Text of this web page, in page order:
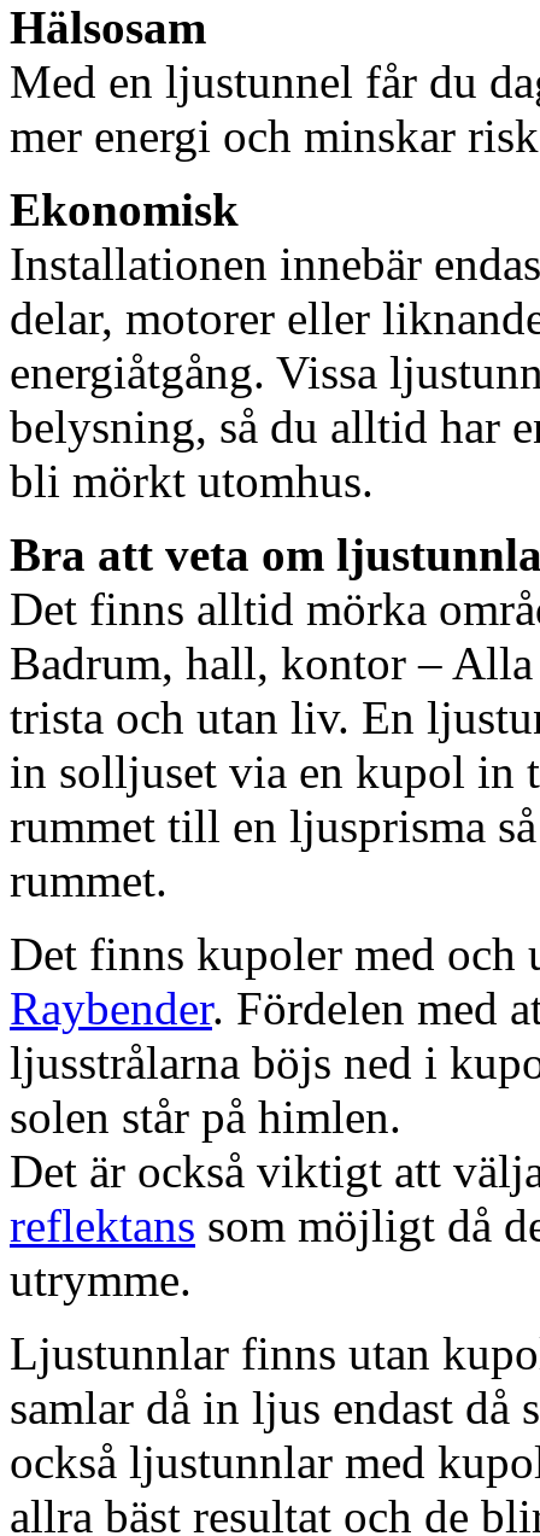
Hälsosam
Med en ljustunnel får du
mer energi och minskar
Ekonomisk
Installationen innebär
delar, motorer eller
energiåtgång. Vissa
belysning, så du alltid har
bli mörkt utomhus.
Bra att veta om
Det finns alltid mörka
Badrum, hall, kontor – Alla
trista och utan liv. En
in solljuset via en kupol in
rummet till en ljusprisma
rummet.
Det finns kupoler med och
Raybender. Fördelen med
ljusstrålarna böjs ned i
solen står på himlen.
Det är också viktigt att
reflektans som möjligt då
utrymme.
Ljustunnlar finns utan
samlar då in ljus endast då
också ljustunnlar med
allra bäst resultat och de